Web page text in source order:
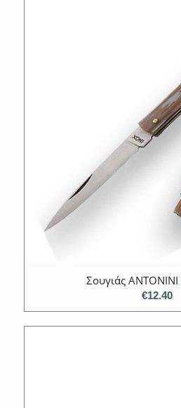
Σουγιάς
€12.40